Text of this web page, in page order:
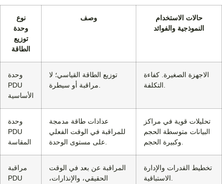
نوع
وحدة
توزيع
الطاقة
وصف
حالات الاستخدام
النموذجية والفوائد
وحدة
PDU
الأساسية
توزيع الطاقة القياسي؛ لا
الاجهزة الصغيرة. كفاءة
وحدة
PDU
المقاسة
عدادات طاقة مدمجة
للمراقبة في الوقت الفعلي
تحليلات قوية في مراكز
البيانات متوسطة الحجم
مراقبة
PDU
المراقبة عن بعد في الوقت
الحقيقي، والإنذارات،
تخطيط القدرات والإدارة